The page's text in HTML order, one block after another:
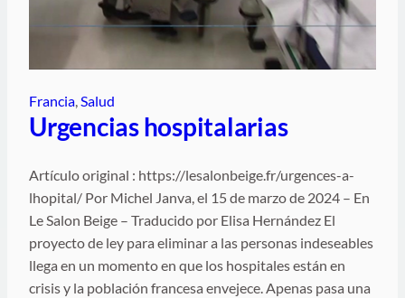
Francia, Salud
Urgencias hospitalarias
Artículo original : https://lesalonbeige.fr/urgences-a-
lhopital/ Por Michel Janva, el 15 de marzo de 2024 – En
Le Salon Beige – Traducido por Elisa Hernández El
proyecto de ley para eliminar a las personas indeseables
llega en un momento en que los hospitales están en
crisis y la población francesa envejece. Apenas pasa una